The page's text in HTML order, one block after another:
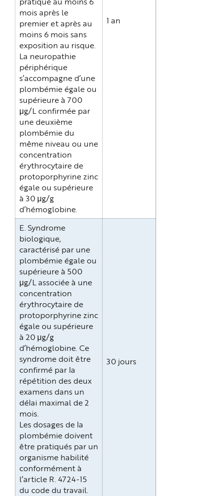
mois après le
premier et après au
moins 6 mois sans
exposition au risque.
La neuropathie
périphérique
s’accompagne d’une
plombémie égale ou
supérieure à 700
μg/L confirmée par
une deuxième
plombémie du
même niveau ou une
concentration
érythrocytaire de
protoporphyrine zinc
égale ou supérieure
à 30 μg/g
d’hémoglobine.
1 an
E. Syndrome
biologique,
caractérisé par une
plombémie égale ou
supérieure à 500
μg/L associée à une
concentration
érythrocytaire de
protoporphyrine zinc
égale ou supérieure
à 20 μg/g
d’hémoglobine. Ce
syndrome doit être
confirmé par la
répétition des deux
examens dans un
délai maximal de 2
mois.
Les dosages de la
plombémie doivent
être pratiqués par un
organisme habilité
conformément à
l’article R. 4724-15
du code du travail.
30 jours